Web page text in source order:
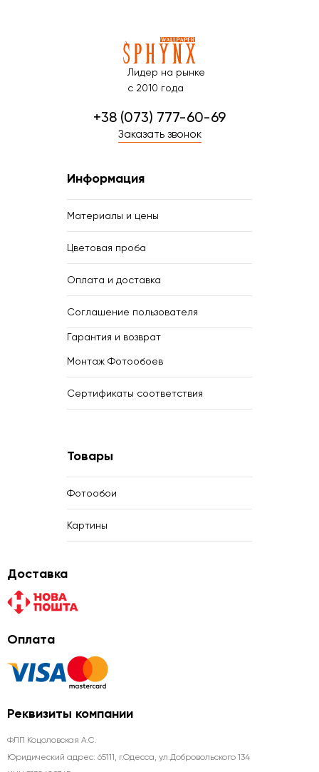
Лидер на рынке
с 2010 года
+38 (073) 777-60-69
Заказать звонок
Информация
Материалы и цены
Цветовая проба
Оплата и доставка
Соглашение пользователя
Гарантия и возврат
Монтаж Фотообоев
Сертификаты соответствия
Товары
Фотообои
Картины
Доставка
Оплата
Реквизиты компании
ФЛП Коцоловская А.С.
Юридический адрес: 65111, г.Одесса, ул.Добровольского 134